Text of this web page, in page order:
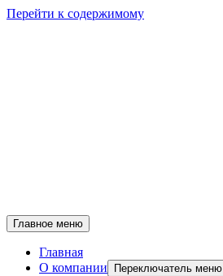
Перейти к содержимому
Главное меню
Главная
О компании
Переключатель меню